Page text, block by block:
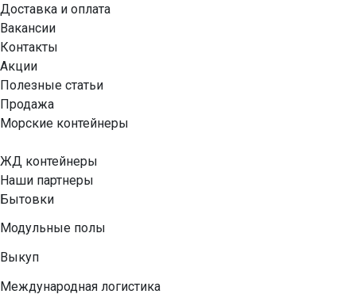
Доставка и оплата
Вакансии
Контакты
Акции
Полезные статьи
Продажа
Морские контейнеры
ЖД контейнеры
Наши партнеры
Бытовки
Модульные полы
Выкуп
Международная логистика